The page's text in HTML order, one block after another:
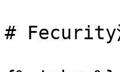
# Fecurity